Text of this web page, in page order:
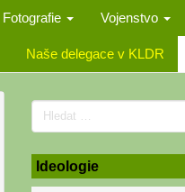
Fotografie Vojenstvo
Naše delegace v KLDR
Search
for:
Ideologie